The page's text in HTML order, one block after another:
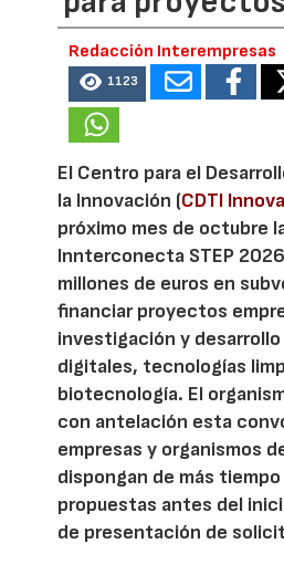
Redacción Interempresas
1123
El Centro para el
la Innovación (CDTI
próximo mes de octubre
Innterconecta STEP
millones de euros en
financiar proyectos
investigación y
digitales, tecnologías
biotecnología. El
con antelación esta
empresas y organismos
dispongan de más
propuestas antes del
de presentación de